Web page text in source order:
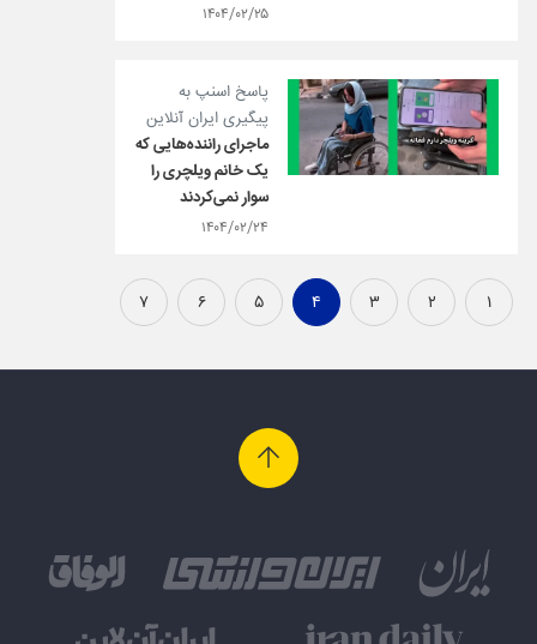
۱۴۰۴/۰۲/۲۵
پاسخ اسنپ به
پیگیری ایران آنلاین
ماجرای راننده‌هایی که
یک خانم ویلچری را
سوار نمی‌کردند
۱۴۰۴/۰۲/۲۴
۱ ۲ ۳ ۴ ۵ ۶ ۷